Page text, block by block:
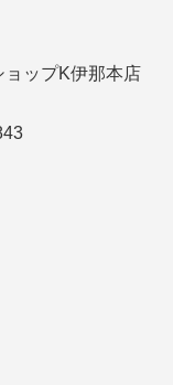
ップK伊那本店